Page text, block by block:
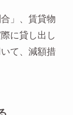
」、賃貸物
に貸し出し
て、減額措